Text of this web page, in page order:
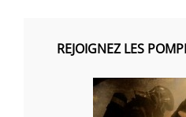
REJOIGNEZ LES